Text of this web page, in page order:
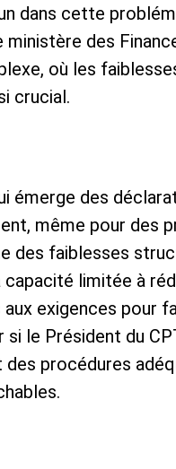
dans cette
des
où les
crucial.
émerge des
même pour des
des faiblesses
limitée à
exigences pour
si le Président du
des procédures